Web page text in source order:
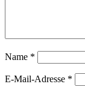
Name *
E-Mail-Adresse *